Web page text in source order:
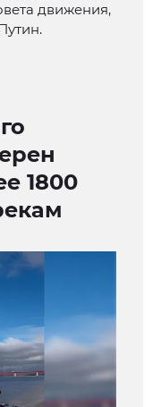
движения,
1800